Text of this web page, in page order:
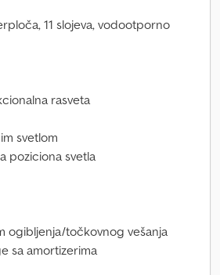
11 slojeva, vodootporno
rasveta
svetlom
poziciona svetla
ogibljenja/točkovnog vešanja
sa amortizerima